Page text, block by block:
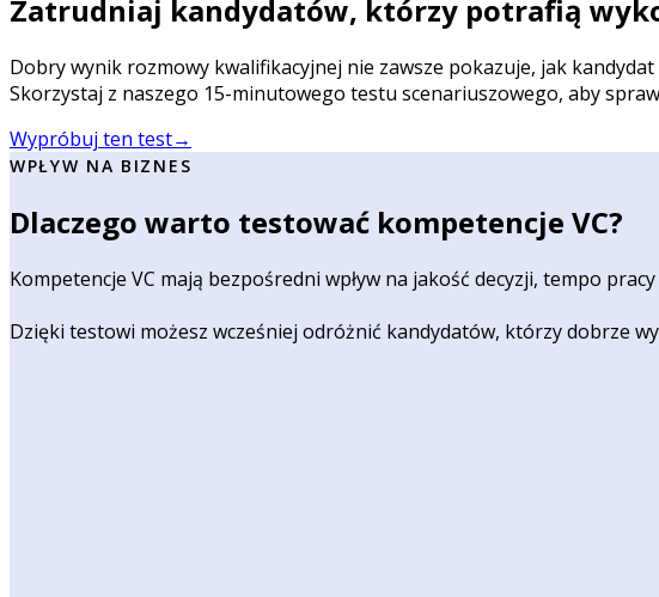
Zatrudniaj kandydatów, którzy potrafią
Dobry wynik rozmowy kwalifikacyjnej nie zawsze pokazuje, jak
Skorzystaj z naszego 15-minutowego testu scenariuszowego, aby
Wypróbuj ten test→
WPŁYW NA BIZNES
Dlaczego warto testować kompetencje VC?
Kompetencje VC mają bezpośredni wpływ na jakość decyzji, tempo
Dzięki testowi możesz wcześniej odróżnić kandydatów, którzy dobrze